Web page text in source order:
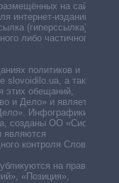
на сайте,
интернет-изданий —
(гиперссылка)
либо частичного
политиков и
slovoidilo.ua, а также
этих обещаний,
и Дело» и является
Инфографики,
созданы ОО «Система
являются
контроля Слово и
на правах
«Позиция»,